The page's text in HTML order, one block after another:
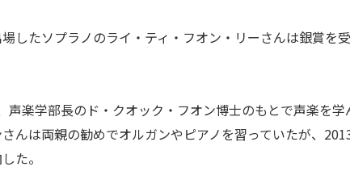
したソプラノのライ・ティ・フオン・リーさんは銀賞を
楽学部長のド・クオック・フオン博士のもとで声楽を学
んは両親の勧めでオルガンやピアノを習っていたが、
た。